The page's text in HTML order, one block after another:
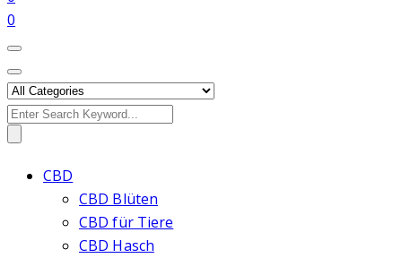
0
Search
CBD
CBD Blüten
CBD für Tiere
CBD Hasch